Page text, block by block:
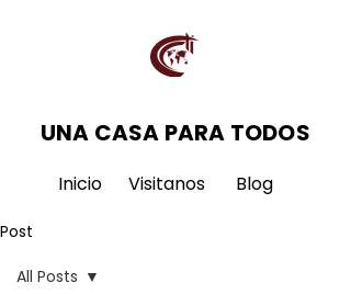
UNA CASA PARA TODOS
Inicio Visitanos Blog
Post
All Posts